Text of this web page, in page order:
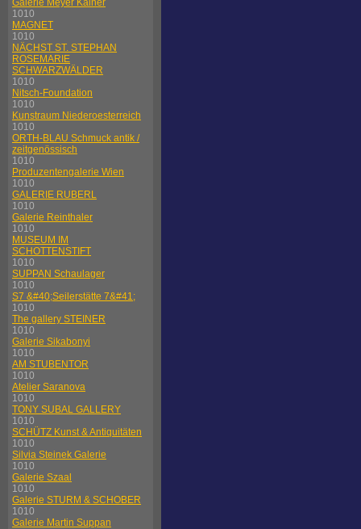
Galerie Meyer Kainer
1010
MAGNET
1010
NÄCHST ST. STEPHAN
ROSEMARIE
SCHWARZWÄLDER
1010
Nitsch-Foundation
1010
Kunstraum Niederoesterreich
1010
ORTH-BLAU Schmuck antik /
zeitgenössisch
1010
Produzentengalerie Wien
1010
GALERIE RUBERL
1010
Galerie Reinthaler
1010
MUSEUM IM
SCHOTTENSTIFT
1010
SUPPAN Schaulager
1010
S7 &#40;Seilerstätte 7&#41;
1010
The gallery STEINER
1010
Galerie Sikabonyi
1010
AM STUBENTOR
1010
Atelier Saranova
1010
TONY SUBAL GALLERY
1010
SCHÜTZ Kunst & Antiquitäten
1010
Silvia Steinek Galerie
1010
Galerie Szaal
1010
Galerie STURM & SCHOBER
1010
Galerie Martin Suppan